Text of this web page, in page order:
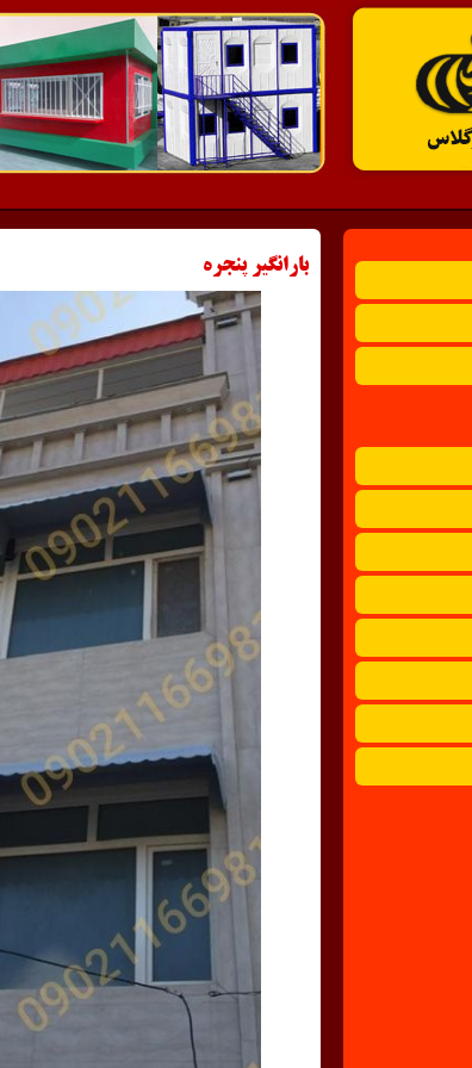
بارانگیر پنجره